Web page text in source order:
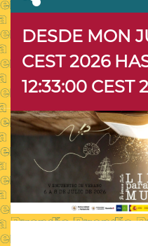
DESDE MON
CEST 2026
12:33:00 CEST